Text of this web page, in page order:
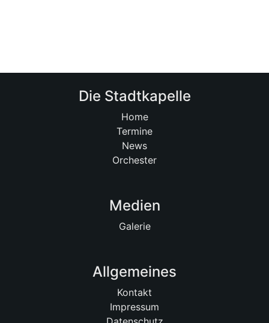
Die Stadtkapelle
Home
Termine
News
Orchester
Medien
Galerie
Allgemeines
Kontakt
Impressum